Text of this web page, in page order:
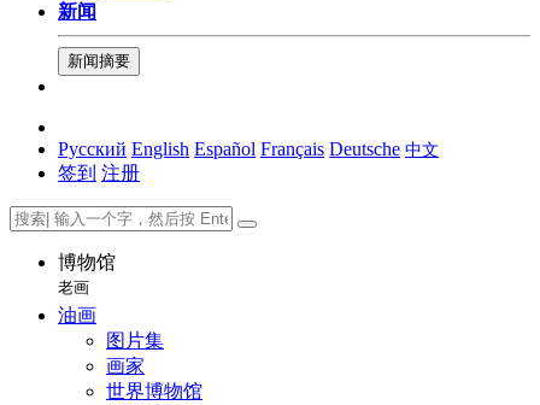
新闻
新闻摘要
Русский English Español Français Deutsche 中文
签到 注册
博物馆
老画
油画
图片集
画家
世界博物馆